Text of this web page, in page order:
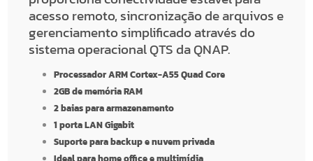
acesso remoto, sincronização de arquivos e
gerenciamento simplificado através do
sistema operacional QTS da QNAP.
Processador ARM Cortex-A55 Quad Core
2GB de memória RAM
2 baias para armazenamento
1 porta LAN Gigabit
Suporte para backup e nuvem privada